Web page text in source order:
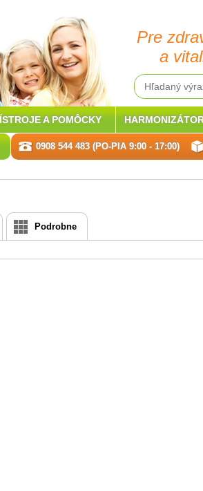
Pre
a
Podrobne
A POMÔCKY
0908 544 483 (PO-PIA 9:00 - 17:00)